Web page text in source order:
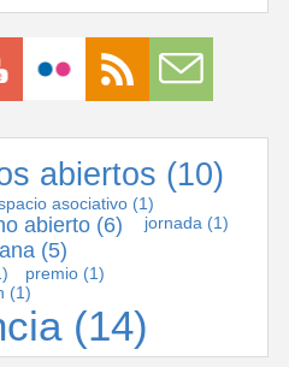
abiertos (10)
asociativo (1)
abierto (6) jornada (1)
(5)
premio (1)
(1)
(14)